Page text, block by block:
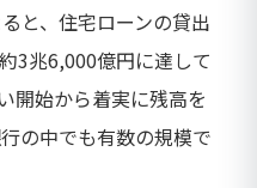
と、住宅ローンの貸出
3兆6,000億円に達して
開始から着実に残高を
の中でも有数の規模で